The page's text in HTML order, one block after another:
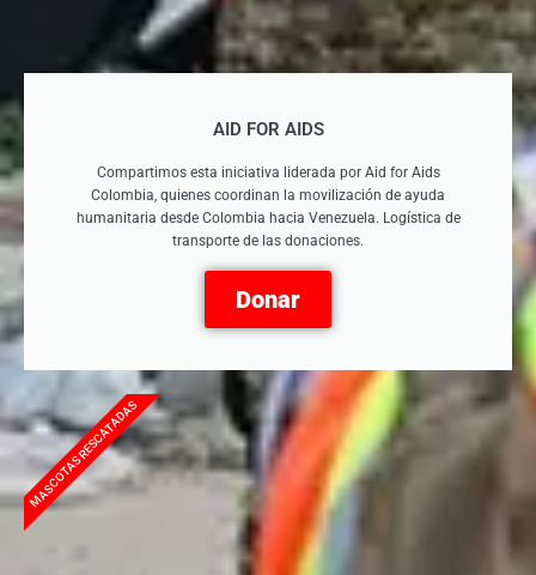
AID FOR AIDS
Compartimos esta iniciativa liderada por Aid for Aids
Colombia, quienes coordinan la movilización de ayuda
humanitaria desde Colombia hacia Venezuela. Logística de
transporte de las donaciones.
Donar
MASCOTAS RESCATADAS